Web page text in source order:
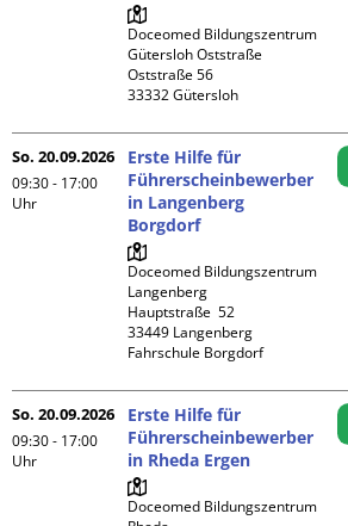
Doceomed Bildungszentrum
Gütersloh Oststraße
Oststraße 56
So. 20.09.2026
09:30 - 17:00
Uhr
Erste Hilfe für
Führerscheinbewerber
in Langenberg
Borgdorf
Doceomed Bildungszentrum
Langenberg
Hauptstraße  52
33449 Langenberg
Fahrschule Borgdorf
So. 20.09.2026
09:30 - 17:00
Uhr
Erste Hilfe für
Führerscheinbewerber
in Rheda Ergen
Doceomed Bildungszentrum